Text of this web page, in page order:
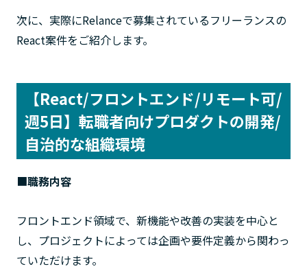
次に、実際にRelanceで募集されているフリーランスの
React案件をご紹介します。
【React/フロントエンド/リモート可/
週5日】転職者向けプロダクトの開発/
自治的な組織環境
■職務内容
フロントエンド領域で、新機能や改善の実装を中心と
し、プロジェクトによっては企画や要件定義から関わっ
ていただけます。